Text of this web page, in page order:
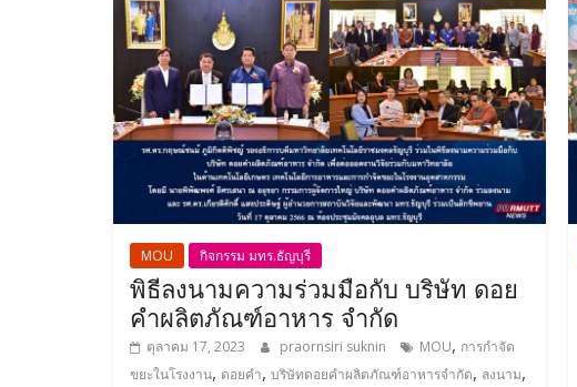
MOU กิจกรรม มทร.ธัญบุรี
พิธีลงนามความร่วมมือกับ บริษัท ดอย
คำผลิตภัณฑ์อาหาร จำกัด
ตุลาคม 17, 2023 praornsiri suknin MOU, การกำจัด
ขยะในโรงงาน, ดอยคำ, บริษัทดอยคำผลิตภัณฑ์อาหารจำกัด, ลงนาม,